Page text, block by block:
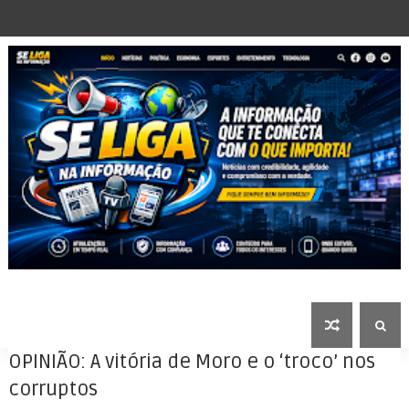
OPINIÃO: A vitória de Moro e o ‘troco’ nos
corruptos